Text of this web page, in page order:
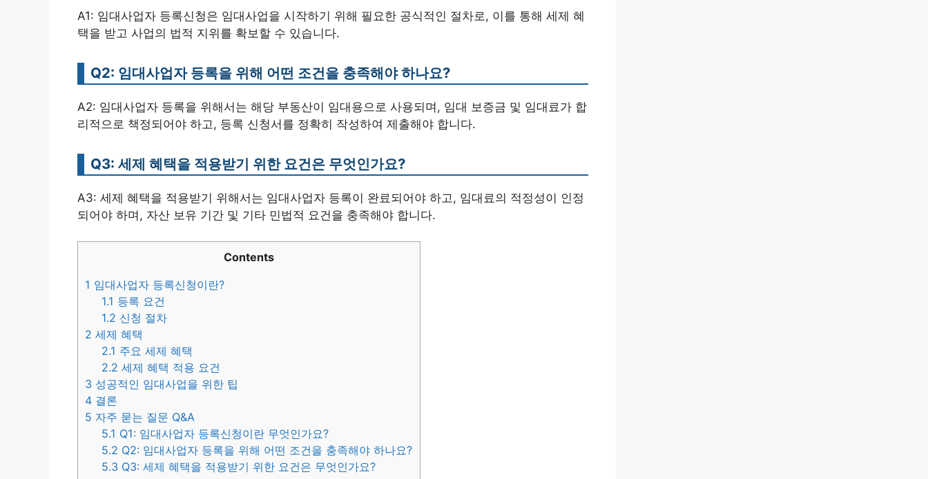
A1: 임대사업자 등록신청은 임대사업을 시작하기 위해 필요한 공식적인 절차로, 이를 통해 세제 혜
택을 받고 사업의 법적 지위를 확보할 수 있습니다.
Q2: 임대사업자 등록을 위해 어떤 조건을 충족해야 하나요?
A2: 임대사업자 등록을 위해서는 해당 부동산이 임대용으로 사용되며, 임대 보증금 및 임대료가 합
리적으로 책정되어야 하고, 등록 신청서를 정확히 작성하여 제출해야 합니다.
Q3: 세제 혜택을 적용받기 위한 요건은 무엇인가요?
A3: 세제 혜택을 적용받기 위해서는 임대사업자 등록이 완료되어야 하고, 임대료의 적정성이 인정
되어야 하며, 자산 보유 기간 및 기타 민법적 요건을 충족해야 합니다.
Contents
1 임대사업자 등록신청이란?
1.1 등록 요건
1.2 신청 절차
2 세제 혜택
2.1 주요 세제 혜택
2.2 세제 혜택 적용 요건
3 성공적인 임대사업을 위한 팁
4 결론
5 자주 묻는 질문 Q&A
5.1 Q1: 임대사업자 등록신청이란 무엇인가요?
5.2 Q2: 임대사업자 등록을 위해 어떤 조건을 충족해야 하나요?
5.3 Q3: 세제 혜택을 적용받기 위한 요건은 무엇인가요?